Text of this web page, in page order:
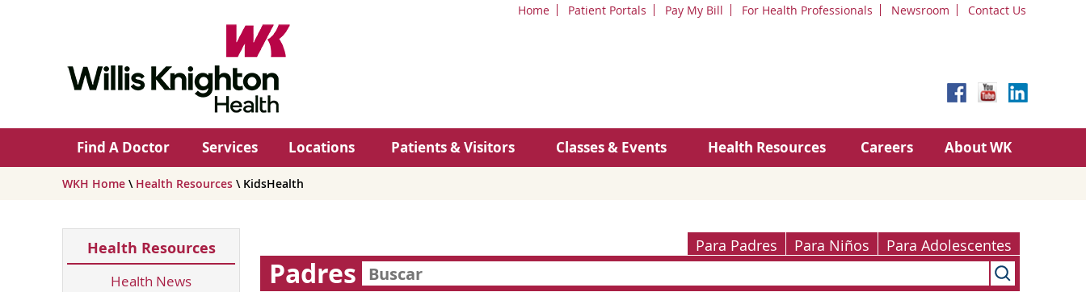
Home Patient Portals Pay My Bill For Health Professionals Newsroom Contact Us
Find A Doctor Services Locations Patients & Visitors Classes & Events Health Resources Careers About WK
WKH Home \ Health Resources \ KidsHealth
Health Resources
Health News
Para Padres Para Niños Para Adolescentes
Padres